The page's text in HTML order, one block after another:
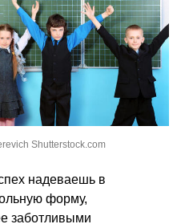
Shutterstock.com
надеваешь в
форму,
заботливыми